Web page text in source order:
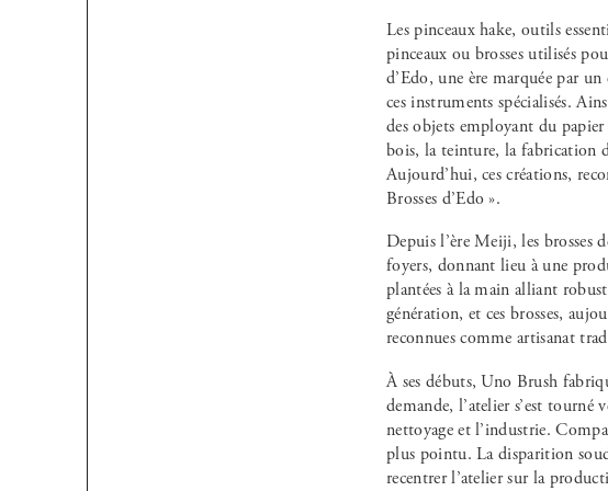
Les pinceaux hake, outils
pinceaux ou brosses utilisés
d’Edo, une ère marquée par
ces instruments spécialisés.
des objets employant du
bois, la teinture, la fabrication
Aujourd’hui, ces créations,
Brosses d’Edo ».
Depuis l’ère Meiji, les brosses
foyers, donnant lieu à une
plantées à la main alliant
génération, et ces brosses,
reconnues comme artisanat
À ses débuts, Uno Brush
demande, l’atelier s’est
nettoyage et l’industrie.
plus pointu. La disparition
recentrer l’atelier sur la